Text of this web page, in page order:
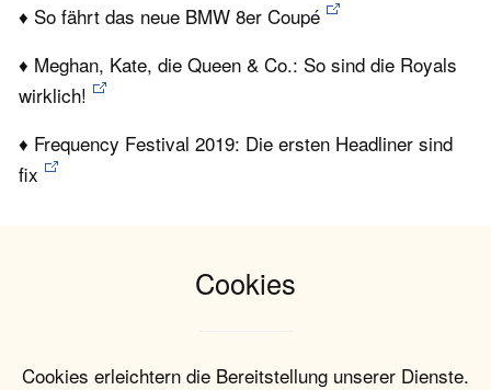
♦ So fährt das neue BMW 8er Coupé
♦ Meghan, Kate, die Queen & Co.: So sind die Royals
wirklich!
♦ Frequency Festival 2019: Die ersten Headliner sind
fix
Cookies
Cookies erleichtern die Bereitstellung unserer Dienste.